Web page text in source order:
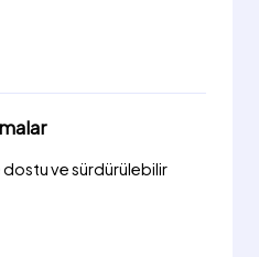
ve sürdürülebilir